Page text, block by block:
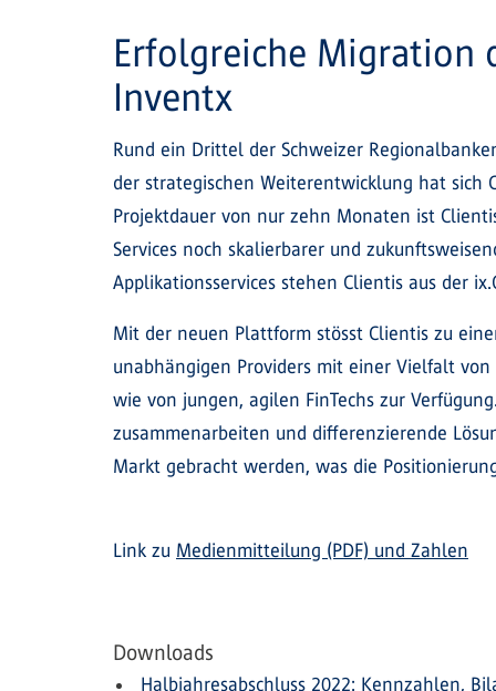
Erfolgreiche Migration
Inventx
Rund ein Drittel der Schweizer
der strategischen Weiterentwicklung hat sich
Projektdauer von nur zehn Monaten ist
Services noch skalierbarer und
Applikationsservices stehen Clientis aus der
Mit der neuen Plattform stösst Clientis zu
unabhängigen Providers mit einer Vielfalt
wie von jungen, agilen FinTechs zur
zusammenarbeiten und differenzierende
Markt gebracht werden, was die
Link zu Medienmitteilung (PDF) und Zahlen
Downloads
Halbjahresabschluss 2022: Kennzahlen,